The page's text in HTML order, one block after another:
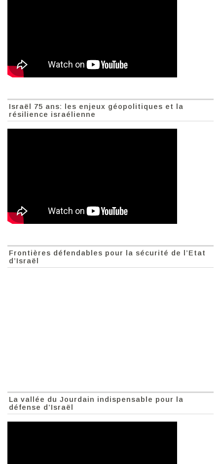
Israël 75 ans: les enjeux géopolitiques et la
résilience israélienne
Frontières défendables pour la sécurité de l’Etat
d’Israël
La vallée du Jourdain indispensable pour la
défense d’Israël